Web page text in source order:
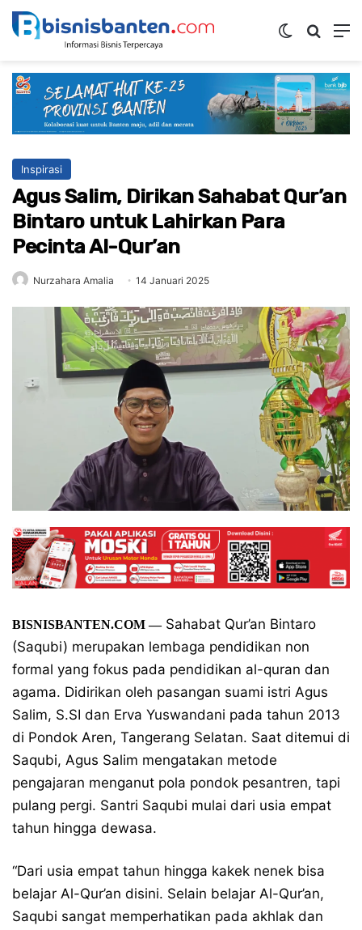
Switch skin
Inspirasi
Agus Salim, Dirikan Sahabat Qur’an
Bintaro untuk Lahirkan Para
Pecinta Al-Qur’an
Nurzahara Amalia 14 Januari 2025
BISNISBANTEN.COM —Sahabat Qur’an Bintaro
(Saqubi) merupakan lembaga pendidikan non
formal yang fokus pada pendidikan al-quran dan
agama. Didirikan oleh pasangan suami istri Agus
Salim, S.SI dan Erva Yuswandani pada tahun 2013
di Pondok Aren, Tangerang Selatan. Saat ditemui di
Saqubi, Agus Salim mengatakan metode
pengajaran menganut pola pondok pesantren, tapi
pulang pergi. Santri Saqubi mulai dari usia empat
tahun hingga dewasa.
“Dari usia empat tahun hingga kakek nenek bisa
belajar Al-Qur’an disini. Selain belajar Al-Qur’an,
Saqubi sangat memperhatikan pada akhlak dan